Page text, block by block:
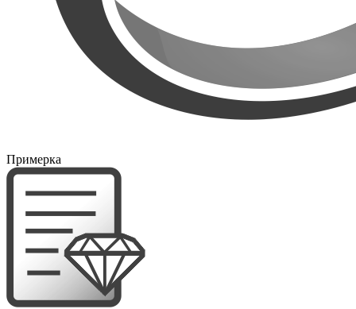
Примерка